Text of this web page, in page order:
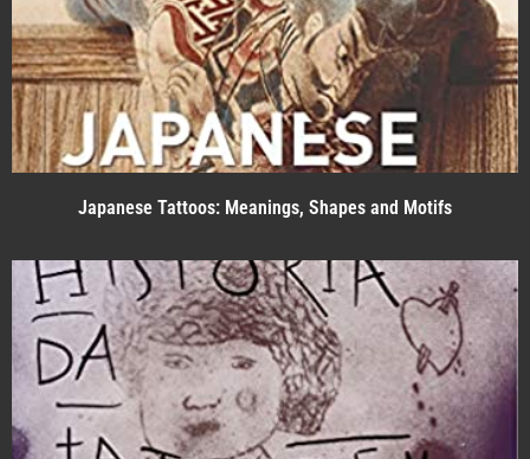
Japanese Tattoos: Meanings, Shapes and Motifs